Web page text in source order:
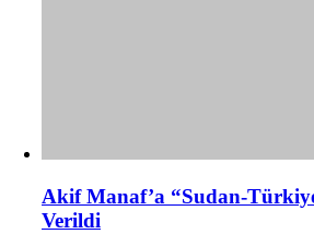
Akif Manaf’a “Sudan-
Verildi